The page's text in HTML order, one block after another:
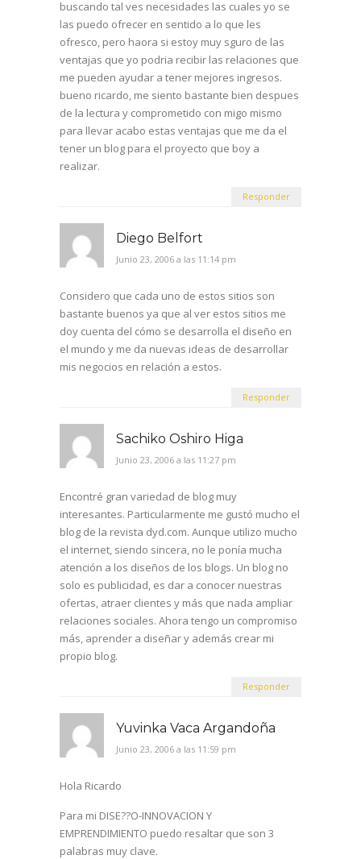
buscando tal ves necesidades las cuales yo se
las puedo ofrecer en sentido a lo que les
ofresco, pero haora si estoy muy sguro de las
ventajas que yo podria recibir las relaciones que
me pueden ayudar a tener mejores ingresos.
bueno ricardo, me siento bastante bien despues
de la lectura y comprometido con migo mismo
para llevar acabo estas ventajas que me da el
tener un blog para el proyecto que boy a
realizar.
Responder
Diego Belfort
Junio 23, 2006 a las 11:14 pm
Considero que cada uno de estos sitios son
bastante buenos ya que al ver estos sitios me
doy cuenta del cómo se desarrolla el diseño en
el mundo y me da nuevas ideas de desarrollar
mis negocios en relación a estos.
Responder
Sachiko Oshiro Higa
Junio 23, 2006 a las 11:27 pm
Encontré gran variedad de blog muy
interesantes. Particularmente me gustó mucho el
blog de la revista dyd.com. Aunque utilizo mucho
el internet, siendo sincera, no le ponía mucha
atención a los diseños de los blogs. Un blog no
solo es publicidad, es dar a conocer nuestras
ofertas, atraer clientes y más que nada ampliar
relaciones sociales. Ahora tengo un compromiso
más, aprender a diseñar y además crear mi
propio blog.
Responder
Yuvinka Vaca Argandoña
Junio 23, 2006 a las 11:59 pm
Hola Ricardo
Para mi DISE??O-INNOVACION Y
EMPRENDIMIENTO puedo resaltar que son 3
palabras muy clave.